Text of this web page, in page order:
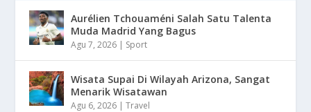
Aurélien Tchouaméni Salah Satu Talenta
Muda Madrid Yang Bagus
Agu 7, 2026 | Sport
Wisata Supai Di Wilayah Arizona, Sangat
Menarik Wisatawan
Agu 6, 2026 |Travel